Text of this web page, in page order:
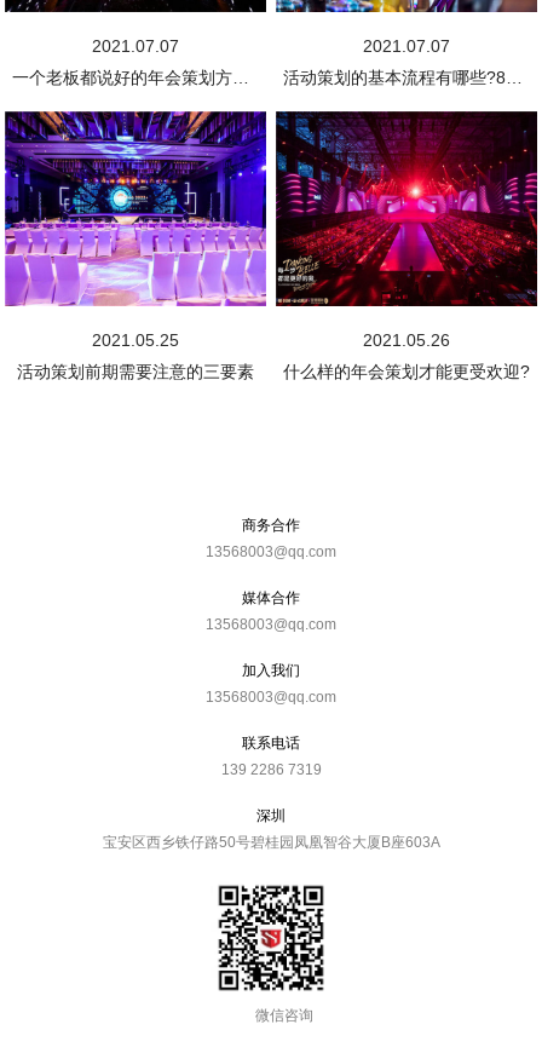
2021.07.07
2021.07.07
2021.05.25
活动策划前期需要注意的三要素
2021.05.26
什么样的年会策划才能更受欢迎?
商务合作
13568003@qq.com
媒体合作
13568003@qq.com
加入我们
13568003@qq.com
联系电话
139 2286 7319
深圳
宝安区西乡铁仔路50号碧桂园凤凰智谷大厦B座603A
微信咨询